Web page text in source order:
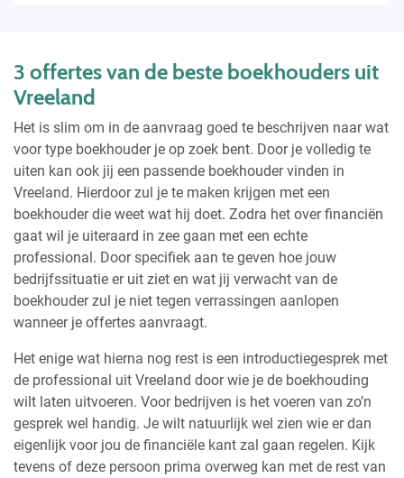
3 offertes van de beste boekhouders uit
Vreeland
Het is slim om in de aanvraag goed te beschrijven naar wat
voor type boekhouder je op zoek bent. Door je volledig te
uiten kan ook jij een passende boekhouder vinden in
Vreeland. Hierdoor zul je te maken krijgen met een
boekhouder die weet wat hij doet. Zodra het over financiën
gaat wil je uiteraard in zee gaan met een echte
professional. Door specifiek aan te geven hoe jouw
bedrijfssituatie er uit ziet en wat jij verwacht van de
boekhouder zul je niet tegen verrassingen aanlopen
wanneer je offertes aanvraagt.
Het enige wat hierna nog rest is een introductiegesprek met
de professional uit Vreeland door wie je de boekhouding
wilt laten uitvoeren. Voor bedrijven is het voeren van zo’n
gesprek wel handig. Je wilt natuurlijk wel zien wie er dan
eigenlijk voor jou de financiële kant zal gaan regelen. Kijk
tevens of deze persoon prima overweg kan met de rest van